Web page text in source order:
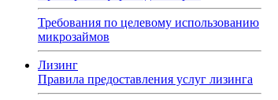
Требования по целевому использованию
микрозаймов
Лизинг
Правила предоставления услуг лизинга